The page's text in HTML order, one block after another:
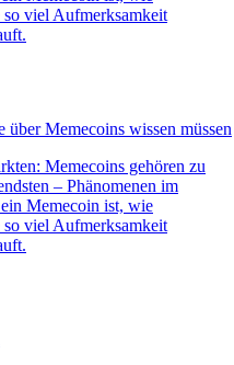
viel Aufmerksamkeit
Memecoins wissen müssen
Memecoins gehören zu
– Phänomenen im
Memecoin ist, wie
viel Aufmerksamkeit